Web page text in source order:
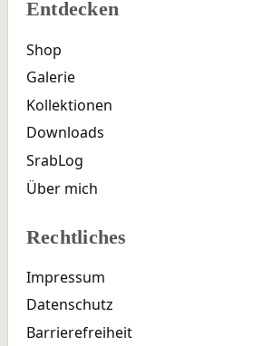
Entdecken
Shop
Galerie
Kollektionen
Downloads
SrabLog
Über mich
Rechtliches
Impressum
Datenschutz
Barrierefreiheit